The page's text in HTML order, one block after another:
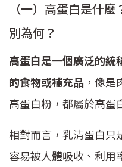
（一）高蛋白是什
別為何？
高蛋白是一個廣泛的統
的食物或補充品 ，像
高蛋白粉，都屬於高蛋
相對而言，乳清蛋白只
容易被人體吸收、利用